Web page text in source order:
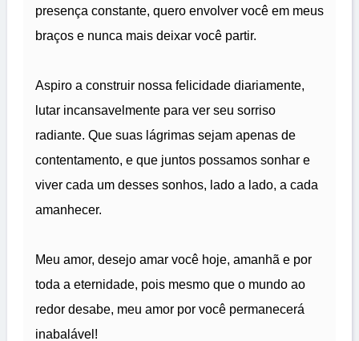
presença constante, quero envolver você em meus
braços e nunca mais deixar você partir.
Aspiro a construir nossa felicidade diariamente,
lutar incansavelmente para ver seu sorriso
radiante. Que suas lágrimas sejam apenas de
contentamento, e que juntos possamos sonhar e
viver cada um desses sonhos, lado a lado, a cada
amanhecer.
Meu amor, desejo amar você hoje, amanhã e por
toda a eternidade, pois mesmo que o mundo ao
redor desabe, meu amor por você permanecerá
inabalável!